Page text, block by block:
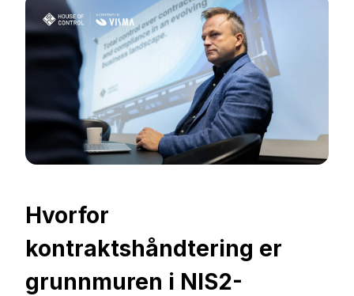
Hvorfor
kontraktshåndtering er
grunnmuren i NIS2-